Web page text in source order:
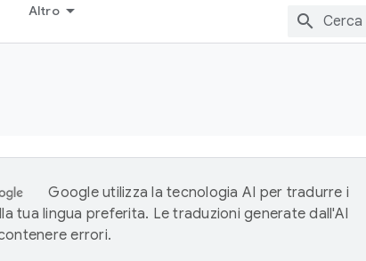
Altro
Google utilizza la tecnologia AI per tradurre i
tua lingua preferita. Le traduzioni generate dall'AI
errori.